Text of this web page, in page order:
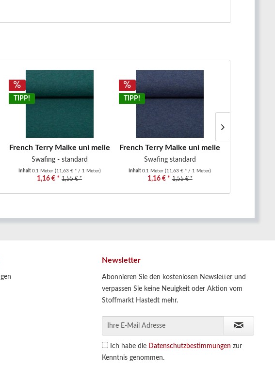
mint
TIPP!
French Terry Maike uni meliert dunkelgrün
Swafing - standard
Inhalt 0.1 Meter (11,63 € * / 1 Meter)
1,16 € * 1,55 € *
TIPP!
French Terry Maike uni meliert dunkelblau
Swafing standard
Inhalt0.1 Meter(11,63 € * / 1 Meter)
1,16 € * 1,55 € *
Newsletter
Abonnieren Sie den kostenlosen Newsletter und
verpassen Sie keine Neuigkeit oder Aktion vom
Stoffmarkt Hastedt mehr.
Ich habe die Datenschutzbestimmungen zur
Kenntnis genommen.